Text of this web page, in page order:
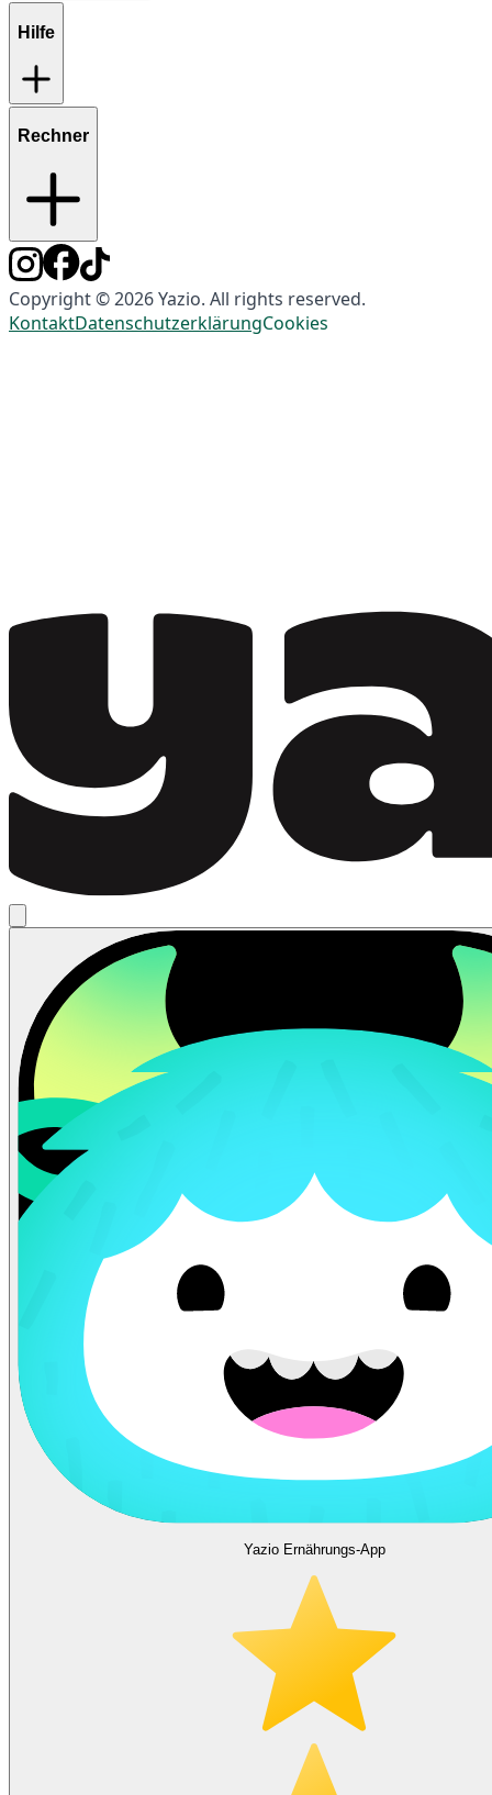
Hilfe
Rechner
Copyright © 2026 Yazio. All rights reserved.
KontaktDatenschutzerklärungCookies
Yazio Ernährungs-App